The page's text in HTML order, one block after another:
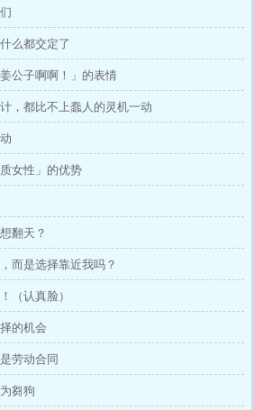
么都交定了
公子啊啊！」的表情
，都比不上蠢人的灵机一动
女性」的优势
翻天？
而是选择靠近我吗？
（认真脸）
的机会
劳动合同
芻狗